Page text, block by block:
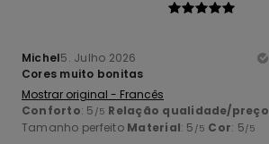
Michel5. Julho 2026
Cores muito bonitas
Mostrar original - Francês
Conforto: 5 /5 Relação qualidade/preço
Tamanho perfeito Material: 5 /5 Cor: 5/5